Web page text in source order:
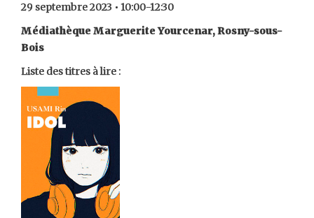
29 septembre 2023 • 10:00-12:30
Médiathèque Marguerite Yourcenar, Rosny-sous-
Bois
Liste des titres à lire :